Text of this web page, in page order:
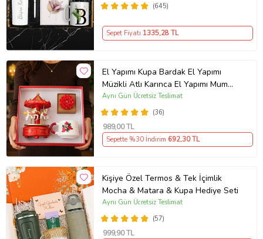
Kişiye Özel Kupa Hediye Seti
(645)
Sepet Fiyatı 1335,28 TL
El Yapımı Kupa Bardak El Yapımı
Müzikli Atlı Karınca El Yapımı Mum
AYN34
(36)
Aynı Gün Ücretsiz Teslimat
989,00 TL
Sepette %30 İndirim 692,30 TL
Kişiye Özel Termos & Tek İçimlik
Mocha & Matara & Kupa Hediye Seti
(57)
Aynı Gün Ücretsiz Teslimat
999,90 TL